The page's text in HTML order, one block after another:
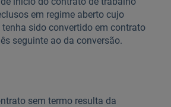
em regime aberto cujo
sido convertido em contrato
seguinte ao da conversão.
sem termo resulta da